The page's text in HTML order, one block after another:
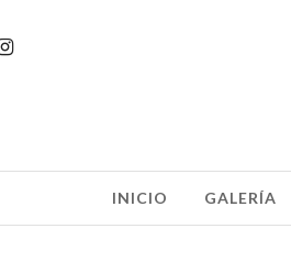
INICIO GALERÍA